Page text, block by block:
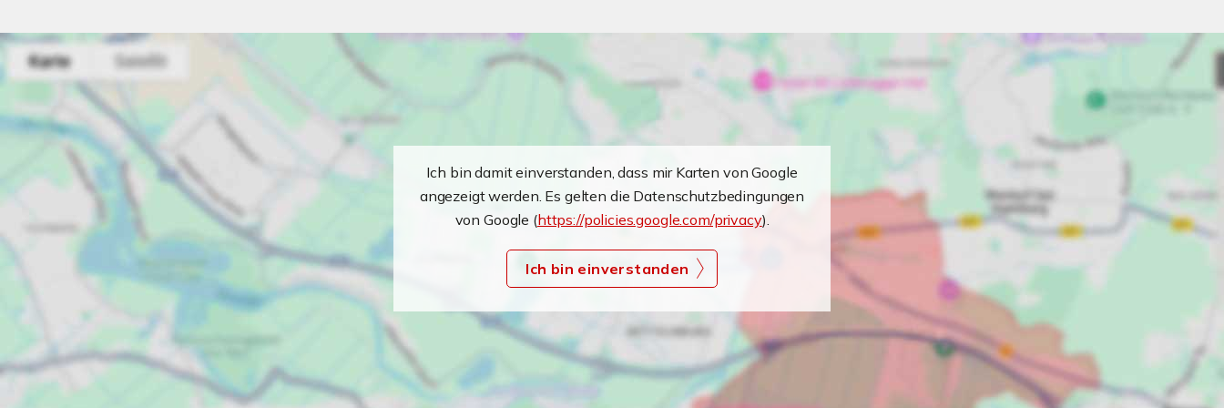
Ich bin damit einverstanden, dass mir Karten von Google
angezeigt werden. Es gelten die Datenschutzbedingungen
von Google (https://policies.google.com/privacy).
Ich bin einverstanden